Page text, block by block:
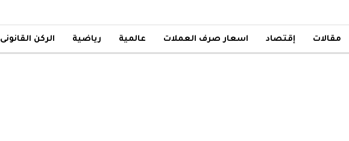
مقالات إقتصاد اسعار صرف العملات عالمية رياضية الركن القانونى